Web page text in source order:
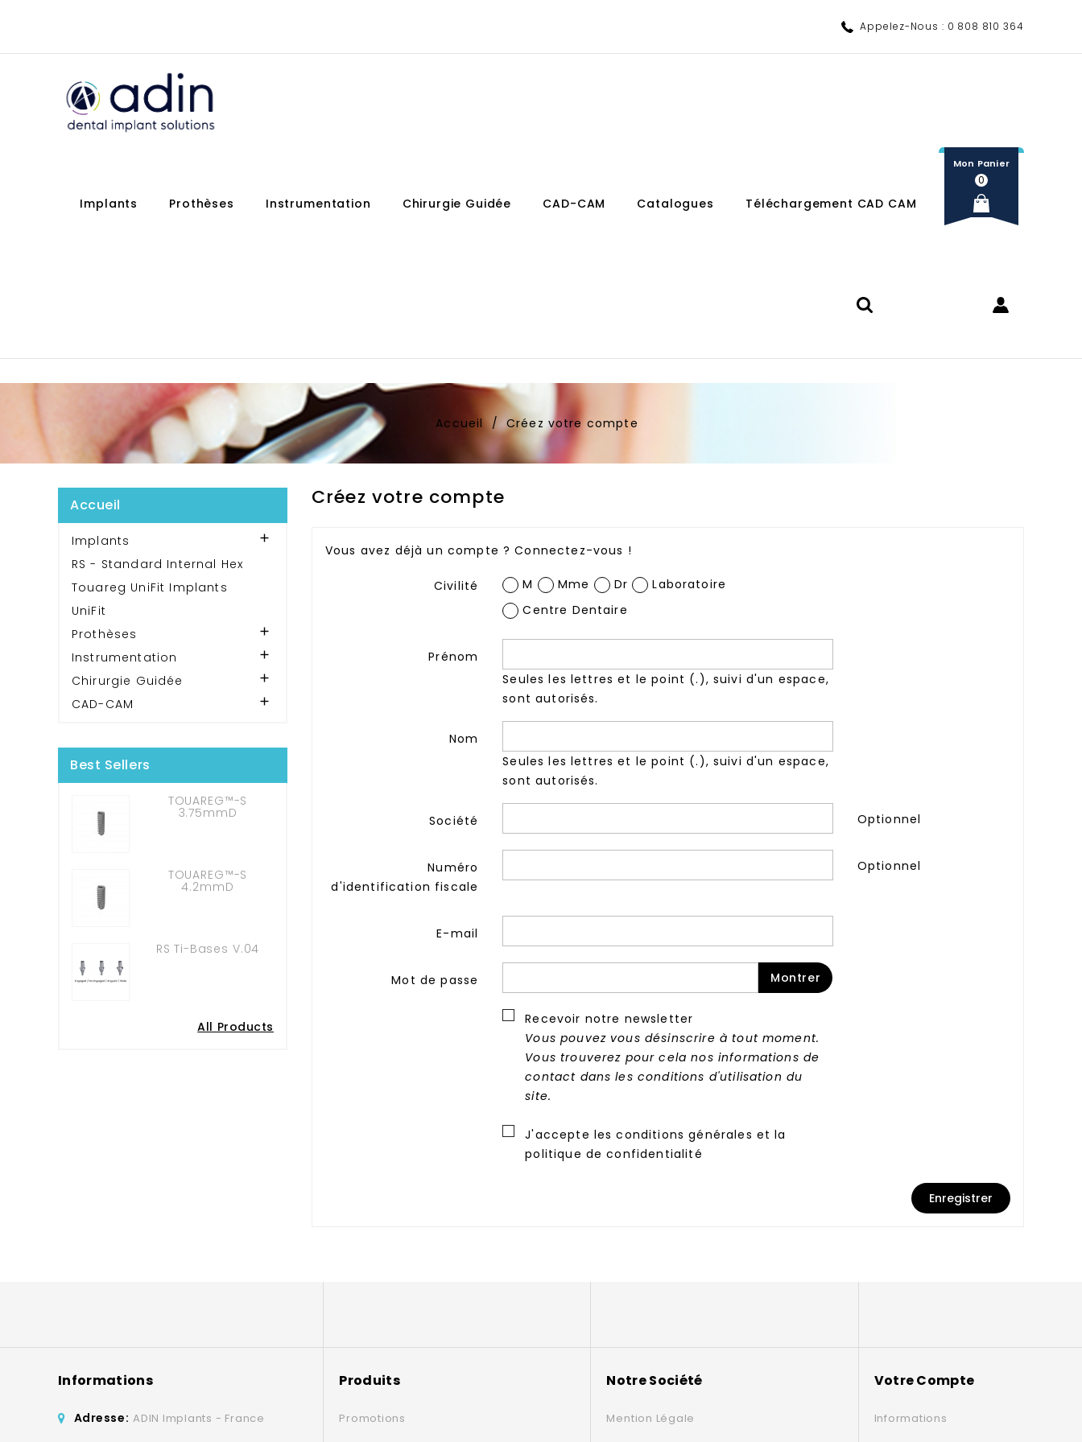
Appelez-Nous : 0 808 810 364
Implants Prothèses Instrumentation Chirurgie Guidée CAD-CAM Catalogues Téléchargement CAD CAM
Mon Panier
0
Accueil Créez votre compte
Accueil
Implants 
RS - Standard Internal Hex
Touareg UniFit Implants
UniFit
Prothèses

Instrumentation 
Chirurgie Guidée 
CAD-CAM 
Best Sellers
TOUAREG™-S
3.75mmD
TOUAREG™-S
4.2mmD
RS Ti-Bases V.04
All Products
Créez votre compte
Vous avez déjà un compte ?Connectez-vous !
Civilité M Mme Dr
Laboratoire
Centre Dentaire
Prénom
Seules les lettres et le point (.), suivi d'un espace,
sont autorisés.
Nom
Seules les lettres et le point (.), suivi d'un espace,
sont autorisés.
Société Optionnel
Numéro
d'identification fiscale
Optionnel
E-mail
Mot de passe Montrer
Recevoir notre newsletter
Vous pouvez vous désinscrire à tout moment.
Vous trouverez pour cela nos informations de
contact dans les conditions d'utilisation du
site.
J'accepte les conditions générales et la
politique de confidentialité
Enregistrer
Informations
Adresse: ADIN Implants - France
Produits
Promotions
Notre Société
Mention Légale
Votre Compte
Informations